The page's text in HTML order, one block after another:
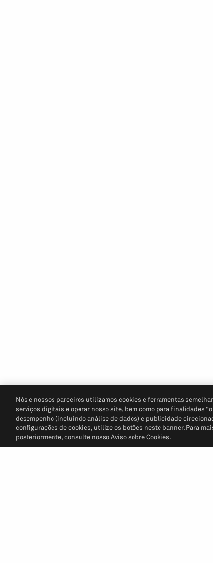
Nós e nossos parceiros utilizamos cookies e ferramentas
serviços digitais e operar nosso site, bem como para finalidades
desempenho (incluindo análise de dados) e publicidade
configurações de cookies, utilize os botões neste banner. Para
posteriormente, consulte nosso Aviso sobre Cookies.